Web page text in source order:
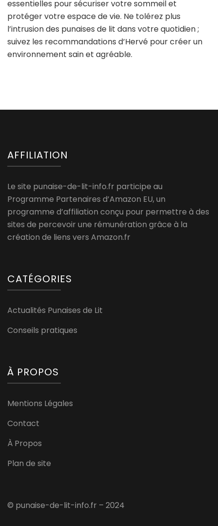
essentielles pour sécuriser votre sommeil et
protéger votre espace de vie. Ne tolérez plus
l’intrusion des punaises de lit dans votre quotidien ;
suivez les recommandations d’Hervé pour créer un
environnement sain et agréable.
AFFILIATION
Le site punaise-de-lit-info.fr participe au
Programme Partenaires d’Amazon EU, un
programme d’affiliation conçu pour permettre à des
sites de percevoir une rémunération grâce à la
création de liens vers Amazon.fr
CATÉGORIES
Actualités Punaises de Lit
Conseils pratiques
À PROPOS
Mentions Légales
Contact
À Propos
Plan de site
© punaise-de-lit-info.fr – 2024